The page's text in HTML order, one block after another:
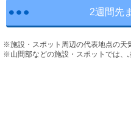
2週間先
※施設・スポット周辺の代表地点の天
※山間部などの施設・スポットでは、